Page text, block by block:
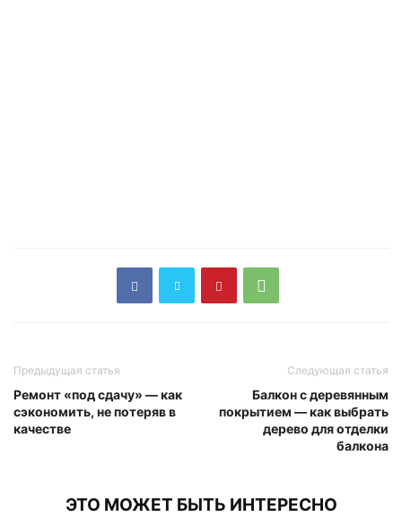
Предыдущая статья
Ремонт «под сдачу» — как
сэкономить, не потеряв в
качестве
Следующая статья
Балкон с деревянным
покрытием — как выбрать
дерево для отделки
балкона
ЭТО МОЖЕТ БЫТЬ ИНТЕРЕСНО